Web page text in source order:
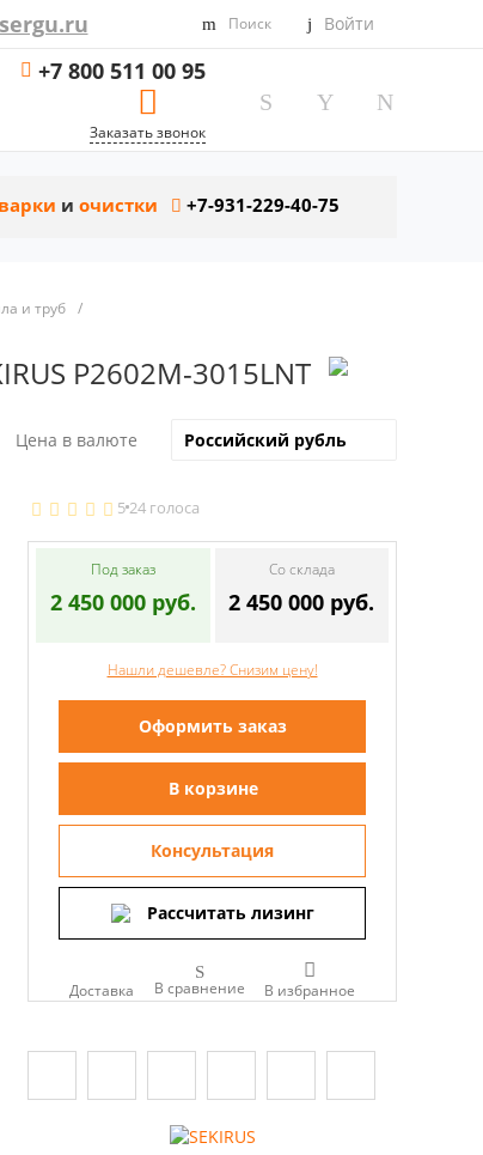
Поиск Войти
+7 800 511 00 95
Заказать звонок
и очистки +7-931-229-40-75
и труб /
P2602M-3015LNT
Цена в валюте
524 голоса
Под заказ
2 450 000 руб.
Со склада
2 450 000 руб.
Нашли дешевле? Снизим цену!
Оформить заказ
В корзине
Консультация
Рассчитать лизинг
Доставка В сравнение